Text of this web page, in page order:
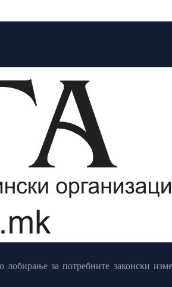
за потребните законски